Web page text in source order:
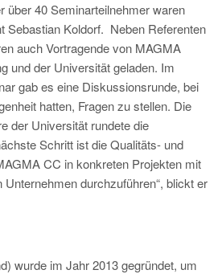
über 40 Seminarteilnehmer waren
Sebastian Koldorf. Neben Referenten
auch Vortragende von MAGMA
und der Universität geladen. Im
gab es eine Diskussionsrunde, bei
hatten, Fragen zu stellen. Die
der Universität rundete die
Schritt ist die Qualitäts- und
CC in konkreten Projekten mit
durchzuführen“, blickt er
wurde im Jahr 2013 gegründet, um